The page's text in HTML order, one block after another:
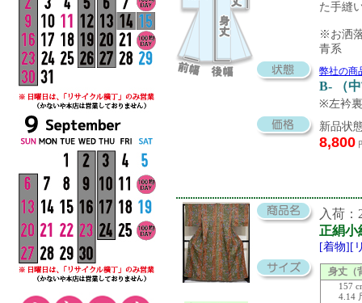
た手縫
※お洒
青系
弊社の商
B- （
※左衿
新品状
8,800
入荷：
正絹小
[着物][
身丈（
157
4.14